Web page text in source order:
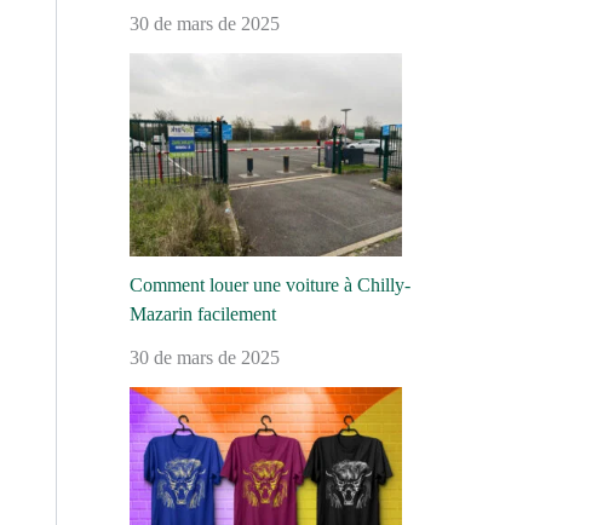
30 de mars de 2025
Comment louer une voiture à Chilly-
Mazarin facilement
30 de mars de 2025